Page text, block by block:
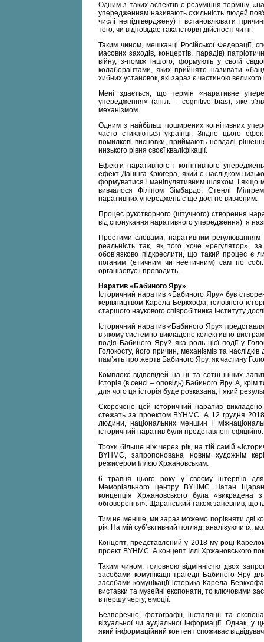
Одним з таких аспектів є розуміння терміну
упередженням називають схильність людей
числі непідтверджену) і встановлювати
того, чи відповідає така історія дійсності чи ні.
Таким чином, мешканці Російської Федерації,
масових заходів, концертів, парадів)
війну, з-поміж іншого, формують у своїй
колаборантами, яких прийнято називати
хибних установок, які зараз є частиною
Мені здається, що термін «наративне
упередження» (англ. – cognitive bias), яке
механізмом.
Одним з найбільш поширених когнітивних
часто стикаються українці. Згідно цього
помилкові висновки, приймають невдалі
низького рівня своєї кваліфікації.
Ефекти наративного і когнітивного
ефект Данінга-Крюгера, який є наслідком
формуватися і маніпулятивним шляхом. І якщо
вивчалося Філіпом Зімбардо, Стенлі
наративних упереджень є ще досі не вивченим.
Процес рукотворного (штучного) створення
від спонукання наративного упередження) я
Простими словами, наративним
реальність так, як того хоче «регулятор»,
обов’язково підкреслити, що такий процес
поганим (етичним чи неетичним) сам по
організовує і проводить.
Наратив «Бабиного Яру»
Історичний наратив «Бабиного Яру» був
керівництвом Карела Беркхофа, головного
старшого наукового співробітника Інституту
Історичний наратив «Бабиного Яру»
в якому системно викладено колективно
подія Бабиного Яру? яка роль цієї події у
Голокосту, його причин, механізмів та
пам’ять про жертв Бабиного Яру, як частину
Комплекс відповідей на ці та сотні інших
історія (в сенсі – оповідь) Бабиного Яру. А,
для чого ця історія буде розказана, і який
Скорочено цей історичний наратив
стежать за проектом BYHMC. А 12 грудня
людини, національних меншин і
історичний наратив були представлені офіційно.
Трохи більше ніж через рік, на тій самій
BYHMC, запропонована новим художнім
режисером Іллєю Хржановським.
6 травня цього року у своєму інтерв’ю
Меморіального центру BYHMC Натан
концепція Хржановського була
обговорення». Щаранський також запевнив, що
Тим не менше, ми зараз можемо порівняти дві
рік. На мій суб’єктивний погляд, аналізуючи їх,
Концепт, представлений у 2018-му році
проект BYHMC. А концепт Іллі Хржановського
Таким чином, головною відмінністю двох
засобами комунікації трагедії Бабиного Яру
засобами комунікації історика Карела Беркхофа
виставки та музейні експонати, то ключовими
в першу чергу, емоції.
Безперечно, фотографії, інсталяції та
візуальної чи аудіальної інформації. Однак,
який інформаційний контент споживає